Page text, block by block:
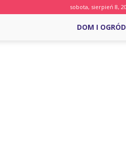
sobota, sierpień 8,
DOM I OGRÓD